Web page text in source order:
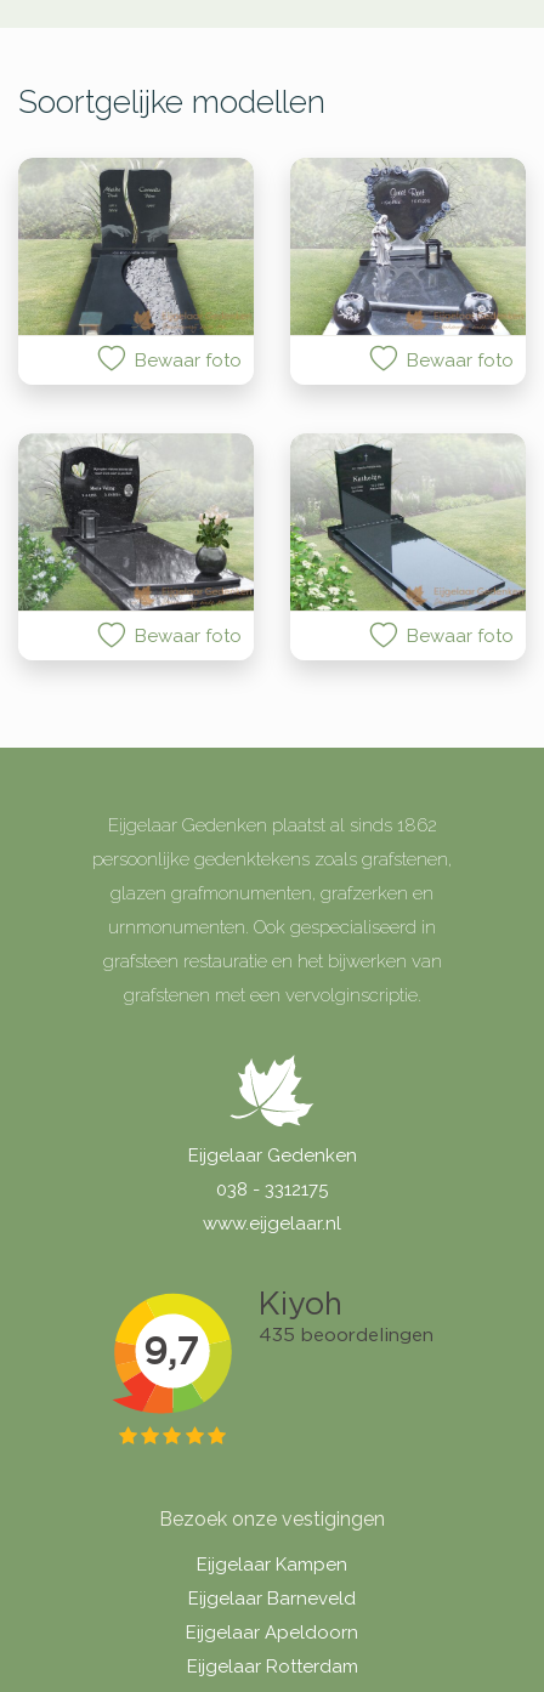
Soortgelijke modellen
Bewaar foto Bewaar foto
Bewaar foto Bewaar foto
Eijgelaar Gedenken plaatst al sinds 1862
persoonlijke gedenktekens zoals grafstenen,
glazen grafmonumenten, grafzerken en
urnmonumenten. Ook gespecialiseerd in
grafsteen restauratie en het bijwerken van
grafstenen met een vervolginscriptie.
Eijgelaar Gedenken
038 - 3312175
www.eijgelaar.nl
Bezoek onze vestigingen
Eijgelaar Kampen
Eijgelaar Barneveld
Eijgelaar Apeldoorn
Eijgelaar Rotterdam